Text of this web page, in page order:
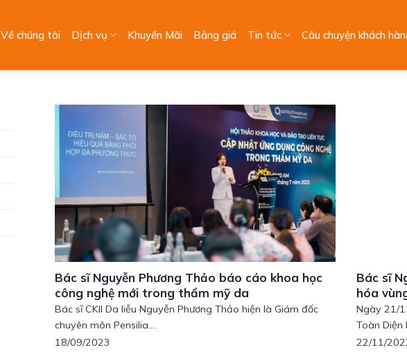
Về chúng tôi Dịch vụ Khuyến Mãi Bảng giá Tin tức Câu chuyện khách
Bác sĩ Nguyễn Phương Thảo báo cáo khoa học
công nghệ mới trong thẩm mỹ da
Bác sĩ CKII Da liễu Nguyễn Phương Thảo hiện là Giám đốc
chuyên môn Pensilia....
18/09/2023
Bác sĩ
hóa
Ngày 21/
Toàn Diện
22/11/